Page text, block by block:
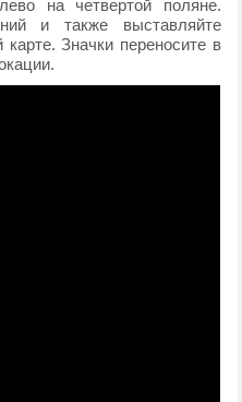
на четвертой поляне.
и также выставляйте
Значки переносите в